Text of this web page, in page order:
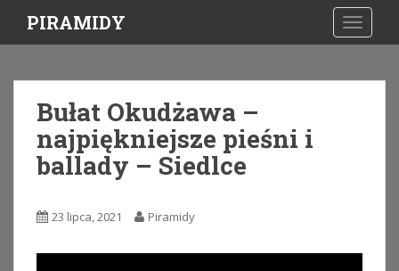
i
PIRAMIDY
Bułat Okudżawa –
najpiękniejsze pieśni i
ballady – Siedlce
23 lipca, 2021 Piramidy